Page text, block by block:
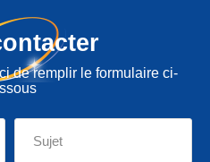
de remplir le formulaire ci-